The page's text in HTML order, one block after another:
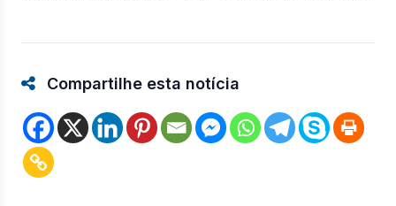
Compartilhe esta notícia